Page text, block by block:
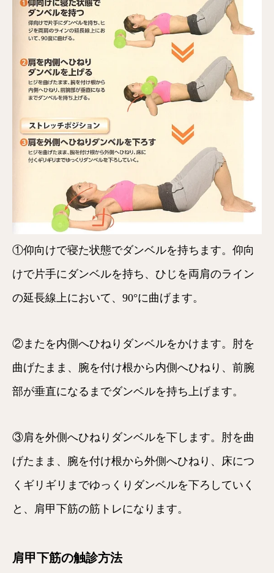
①仰向けで寝た状態でダンベルを持ちます。仰向
けで片手にダンベルを持ち、ひじを両肩のライン
の延長線上において、90°に曲げます。
②またを内側へひねりダンベルをかけます。肘を
曲げたまま、腕を付け根から内側へひねり、前腕
部が垂直になるまでダンベルを持ち上げます。
③肩を外側へひねりダンベルを下します。肘を曲
げたまま、腕を付け根から外側へひねり、床につ
くギリギリまでゆっくりダンベルを下ろしていく
と、肩甲下筋の筋トレになります。
肩甲下筋の触診方法